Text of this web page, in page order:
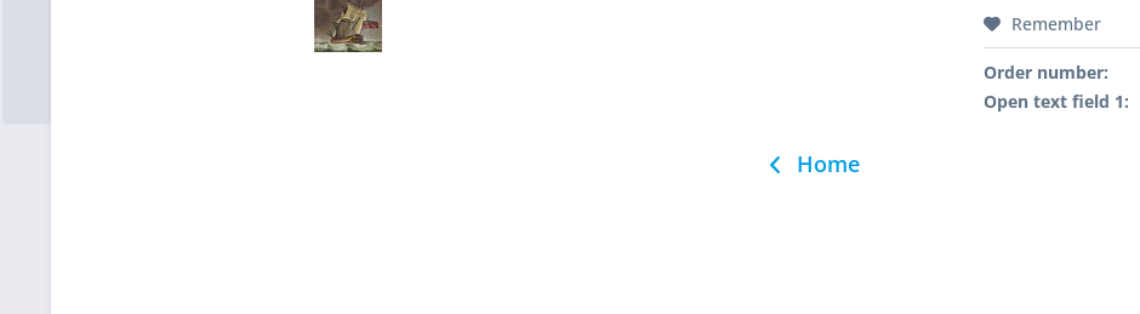
Remember
Order number:
Open text field 1:
Home